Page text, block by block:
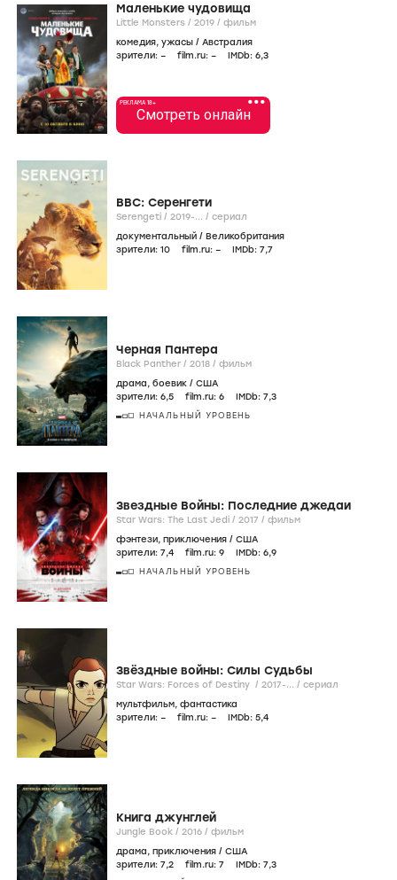
Маленькие чудовища
Little Monsters / 2019 / фильм
комедия, ужасы / Австралия
зрители: – film.ru: – IMDb: 6,3
•••
РЕКЛАМА 18+
Смотреть онлайн
BBC: Серенгети
Serengeti / 2019-... / сериал
документальный / Великобритания
зрители: 10 film.ru: – IMDb: 7,7
Черная Пантера
Black Panther / 2018 / фильм
драма, боевик / США
зрители: 6,5 film.ru: 6 IMDb: 7,3
НАЧАЛЬНЫЙ УРОВЕНЬ
Звездные Войны: Последние джедаи
Star Wars: The Last Jedi / 2017 / фильм
фэнтези, приключения / США
зрители: 7,4 film.ru: 9 IMDb: 6,9
НАЧАЛЬНЫЙ УРОВЕНЬ
Звёздные войны: Силы Судьбы
Star Wars: Forces of Destiny / 2017-... / сериал
мультфильм, фантастика
зрители: – film.ru: – IMDb: 5,4
Книга джунглей
Jungle Book / 2016 / фильм
драма, приключения / США
зрители: 7,2 film.ru: 7 IMDb: 7,3